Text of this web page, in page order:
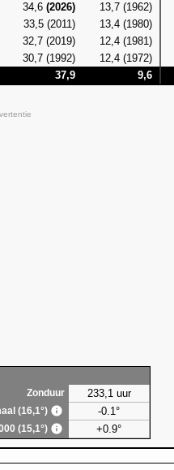
34,6(2026)
13,7 (1962)
33,5 (2011)
13,4 (1980)
32,7 (2019)
12,4 (1981)
30,7 (1992)
12,4 (1972)
37,9 9,6
Zonduur
233,1 uur
(16,1°) -0.1°
(15,1°) +0.9°